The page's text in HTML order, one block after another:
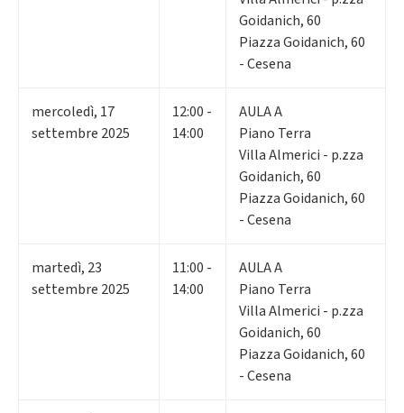
Goidanich, 60
Piazza Goidanich, 60
- Cesena
mercoledì, 17
settembre 2025
12:00 -
14:00
AULA A
Piano Terra
Villa Almerici - p.zza
Goidanich, 60
Piazza Goidanich, 60
- Cesena
martedì, 23
settembre 2025
11:00 -
14:00
AULA A
Piano Terra
Villa Almerici - p.zza
Goidanich, 60
Piazza Goidanich, 60
- Cesena